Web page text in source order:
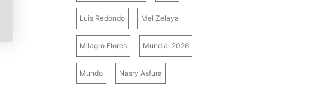
Luis Redondo Mel Zelaya
Milagro Flores Mundial 2026
Mundo Nasry Asfura